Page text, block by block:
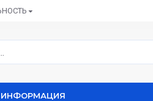
ИНФОРМАЦИЯ